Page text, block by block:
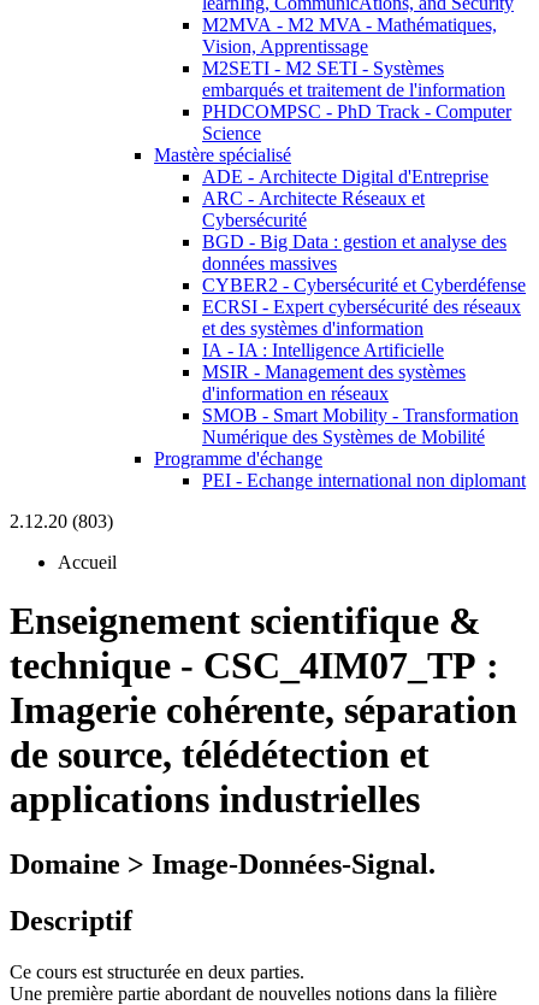
M2MVA - M2 MVA - Mathématiques,
Vision, Apprentissage
M2SETI - M2 SETI - Systèmes
embarqués et traitement de l'information
PHDCOMPSC - PhD Track - Computer
Science
Mastère spécialisé
ADE - Architecte Digital d'Entreprise
ARC - Architecte Réseaux et
Cybersécurité
BGD - Big Data : gestion et analyse des
données massives
CYBER2 - Cybersécurité et Cyberdéfense
ECRSI - Expert cybersécurité des réseaux
et des systèmes d'information
IA - IA : Intelligence Artificielle
MSIR - Management des systèmes
d'information en réseaux
SMOB - Smart Mobility - Transformation
Numérique des Systèmes de Mobilité
Programme d'échange
PEI - Echange international non diplomant
2.12.20 (803)
Accueil
Enseignement scientifique &
technique - CSC_4IM07_TP :
Imagerie cohérente, séparation
de source, télédétection et
applications industrielles
Domaine > Image-Données-Signal.
Descriptif
Ce cours est structurée en deux parties.
Une première partie abordant de nouvelles notions dans la filière